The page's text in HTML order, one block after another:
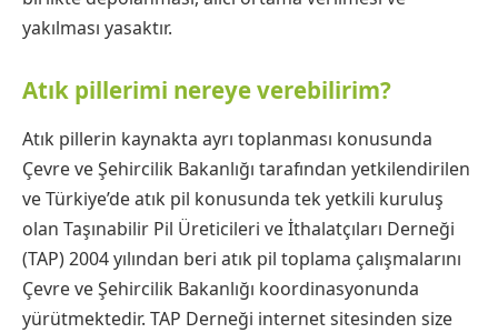
yakılması yasaktır.
Atık pillerimi nereye verebilirim?
Atık pillerin kaynakta ayrı toplanması konusunda
Çevre ve Şehircilik Bakanlığı tarafından yetkilendirilen
ve Türkiye’de atık pil konusunda tek yetkili kuruluş
olan Taşınabilir Pil Üreticileri ve İthalatçıları Derneği
(TAP) 2004 yılından beri atık pil toplama çalışmalarını
Çevre ve Şehircilik Bakanlığı koordinasyonunda
yürütmektedir. TAP Derneği internet sitesinden size